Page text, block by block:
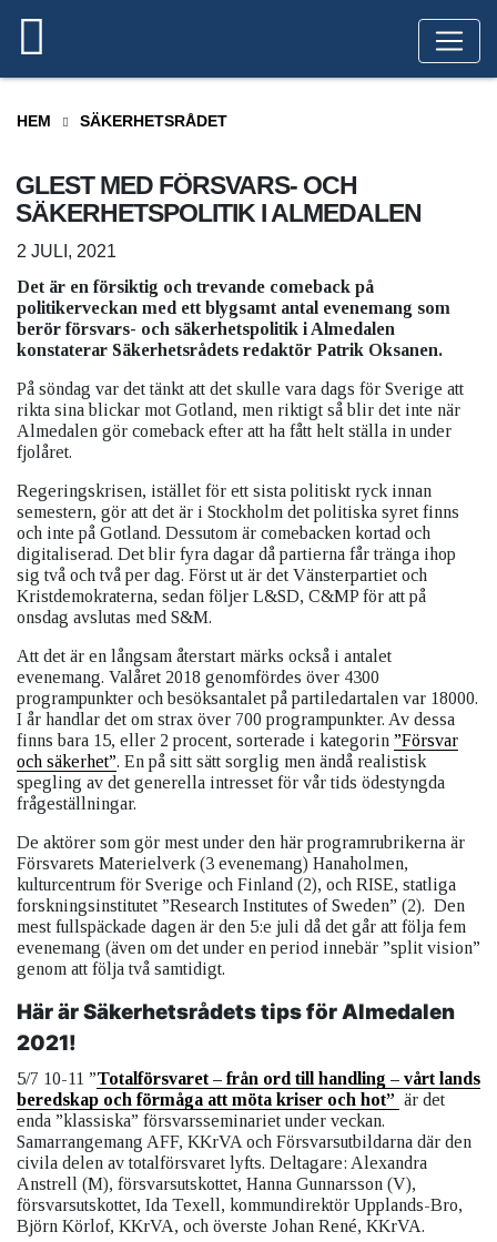
HEM SÄKERHETSRÅDET
GLEST MED FÖRSVARS- OCH
SÄKERHETSPOLITIK I ALMEDALEN
2 JULI, 2021
Det är en försiktig och trevande comeback på
politikerveckan med ett blygsamt antal evenemang som
berör försvars- och säkerhetspolitik i Almedalen
konstaterar Säkerhetsrådets redaktör Patrik Oksanen.
På söndag var det tänkt att det skulle vara dags för Sverige att
rikta sina blickar mot Gotland, men riktigt så blir det inte när
Almedalen gör comeback efter att ha fått helt ställa in under
fjolåret.
Regeringskrisen, istället för ett sista politiskt ryck innan
semestern, gör att det är i Stockholm det politiska syret finns
och inte på Gotland. Dessutom är comebacken kortad och
digitaliserad. Det blir fyra dagar då partierna får tränga ihop
sig två och två per dag. Först ut är det Vänsterpartiet och
Kristdemokraterna, sedan följer L&SD, C&MP för att på
onsdag avslutas med S&M.
Att det är en långsam återstart märks också i antalet
evenemang. Valåret 2018 genomfördes över 4300
programpunkter och besöksantalet på partiledartalen var 18000.
I år handlar det om strax över 700 programpunkter. Av dessa
finns bara 15, eller 2 procent, sorterade i kategorin ”Försvar
och säkerhet”. En på sitt sätt sorglig men ändå realistisk
spegling av det generella intresset för vår tids ödestyngda
frågeställningar.
De aktörer som gör mest under den här programrubrikerna är
Försvarets Materielverk (3 evenemang) Hanaholmen,
kulturcentrum för Sverige och Finland (2), och RISE, statliga
forskningsinstitutet ”Research Institutes of Sweden” (2). Den
mest fullspäckade dagen är den 5:e juli då det går att följa fem
evenemang (även om det under en period innebär ”split vision”
genom att följa två samtidigt.
Här är Säkerhetsrådets tips för Almedalen
2021!
5/7 10-11 ”Totalförsvaret – från ord till handling – vårt lands
beredskap och förmåga att möta kriser och hot” är det
enda ”klassiska” försvarsseminariet under veckan.
Samarrangemang AFF, KKrVA och Försvarsutbildarna där den
civila delen av totalförsvaret lyfts. Deltagare: Alexandra
Anstrell (M), försvarsutskottet, Hanna Gunnarsson (V),
försvarsutskottet, Ida Texell, kommundirektör Upplands-Bro,
Björn Körlof, KKrVA, och överste Johan René, KKrVA.